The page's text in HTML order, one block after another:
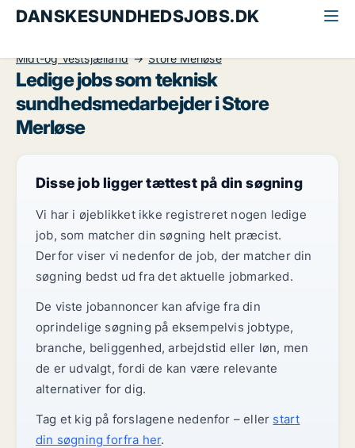
DANSKESUNDHEDSJOBS.DK
Midt-og Vestsjælland
Store Merløse
Ledige jobs som teknisk
sundhedsmedarbejder i Store
Merløse
Disse job ligger tættest på din søgning
Vi har i øjeblikket ikke registreret nogen ledige
job, som matcher din søgning helt præcist.
Derfor viser vi nedenfor de job, der matcher din
søgning bedst ud fra det aktuelle jobmarked.
De viste jobannoncer kan afvige fra din
oprindelige søgning på eksempelvis jobtype,
branche, beliggenhed, arbejdstid eller løn, men
de er udvalgt, fordi de kan være relevante
alternativer for dig.
Tag et kig på forslagene nedenfor – eller start
din søgning forfra her.